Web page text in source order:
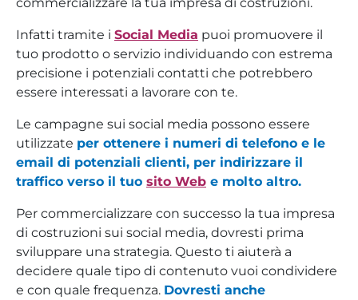
Infatti tramite i Social Media puoi promuovere il
tuo prodotto o servizio individuando con estrema
precisione i potenziali contatti che potrebbero
essere interessati a lavorare con te.
Le campagne sui social media possono essere
utilizzate per ottenere i numeri di telefono e le
email di potenziali clienti, per indirizzare il
traffico verso il tuo sito Web e molto altro.
Per commercializzare con successo la tua impresa
di costruzioni sui social media, dovresti prima
sviluppare una strategia. Questo ti aiuterà a
decidere quale tipo di contenuto vuoi condividere
e con quale frequenza. Dovresti anche